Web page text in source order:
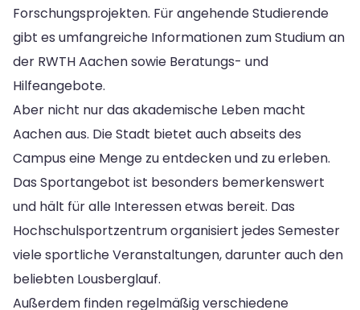
Forschungsprojekten. Für angehende Studierende
gibt es umfangreiche Informationen zum Studium an
der RWTH Aachen sowie Beratungs- und
Hilfeangebote.
Aber nicht nur das akademische Leben macht
Aachen aus. Die Stadt bietet auch abseits des
Campus eine Menge zu entdecken und zu erleben.
Das Sportangebot ist besonders bemerkenswert
und hält für alle Interessen etwas bereit. Das
Hochschulsportzentrum organisiert jedes Semester
viele sportliche Veranstaltungen, darunter auch den
beliebten Lousberglauf.
Außerdem finden regelmäßig verschiedene